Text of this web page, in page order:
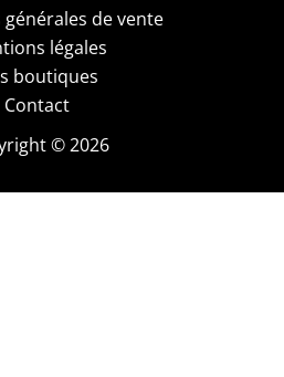
de vente
légales
boutiques
Contact
© 2026